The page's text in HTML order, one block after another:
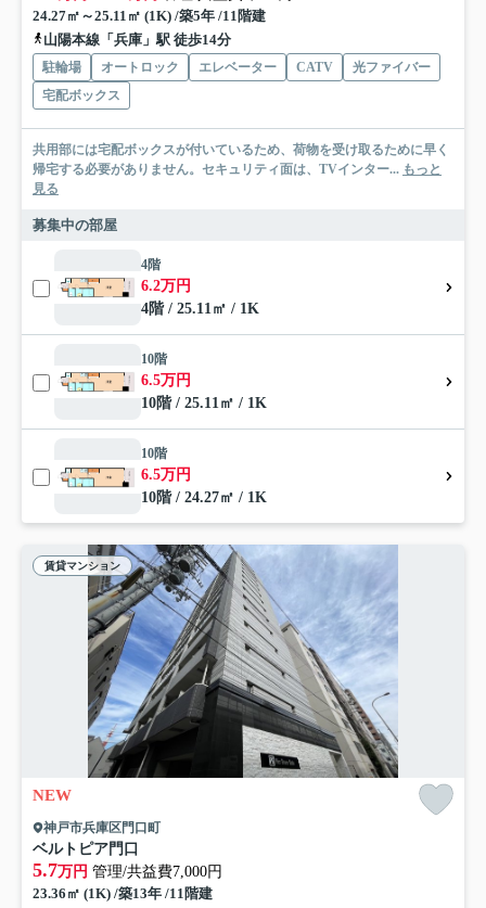
24.27㎡～25.11㎡ (1K) /築5年 /11階建
山陽本線「兵庫」駅 徒歩14分
駐輪場 オートロック エレベーター CATV
光ファイバー
宅配ボックス
共用部には宅配ボックスが付いているため、荷物を受け取るために早く
帰宅する必要がありません。セキュリティ面は、TVインター... もっと
見る
募集中の部屋
4階
6.2万円
4階 / 25.11㎡ / 1K
10階
6.5万円
10階 / 25.11㎡ / 1K
10階
6.5万円
10階 / 24.27㎡ / 1K
賃貸マンション
NEW
神戸市兵庫区門口町
ベルトピア門口
5.7万円 管理/共益費7,000円
23.36㎡ (1K) /築13年 /11階建